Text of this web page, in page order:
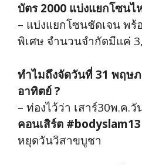
บัตร 2000 แบ่งแยกโซนไ
– แบ่งแยกโซนชัดเจน พ
พิเศษ จำนวนจำกัดมีแค่
ทำไมถึงจัดวันที่ 31 พฤษ
อาทิตย์ ?
– ท่องไว้ว่า เสาร์30พ.ค.
คอนเสิร์ต #bodyslam13
หยุดวันวิสาขบูชา